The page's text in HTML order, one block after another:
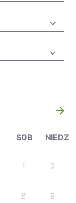
młodzieży
»
SOB NIEDZ
1 2
8 9